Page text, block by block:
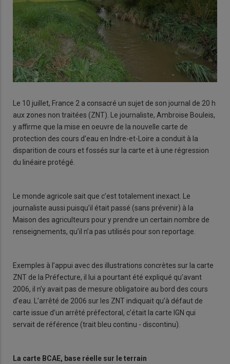
Le 10 juillet, France 2 a consacré un sujet de son journal de 20 h
aux zones non traitées (ZNT). Le journaliste, Ambroise Bouleis,
y affirme que la mise en oeuvre de la nouvelle carte de
protection des cours d’eau en Indre-et-Loire a conduit à la
disparition de cours et fossés sur la carte et à une régression
du linéaire protégé.
Le monde agricole sait que c’est totalement inexact. Le
journaliste aussi puisqu’il était passé (sans prévenir) à la
Maison des agriculteurs pour y prendre un certain nombre de
renseignements, qu’il n’a pas utilisés pour son reportage.
Exemples à l’appui avec des illustrations concrètes sur la carte
ZNT de la Préfecture, il lui a pourtant été expliqué qu’avant
2006, il n’y avait pas de mesure obligatoire au bord des cours
d’eau. L’arrêté de 2006 sur les ZNT indiquait qu’à défaut de
carte issue d’un arrêté préfectoral, c’était la carte IGN qui
servait de référence (trait bleu continu - discontinu).
La carte BCAE, base réelle sur le terrain